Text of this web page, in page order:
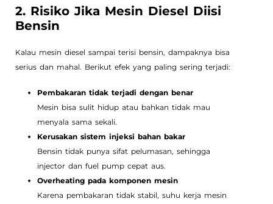
2. Risiko Jika Mesin Diesel Diisi
Bensin
Kalau mesin diesel sampai terisi bensin, dampaknya bisa
serius dan mahal. Berikut efek yang paling sering terjadi:
Pembakaran tidak terjadi dengan benar
Mesin bisa sulit hidup atau bahkan tidak mau
menyala sama sekali.
Kerusakan sistem injeksi bahan bakar
Bensin tidak punya sifat pelumasan, sehingga
injector dan fuel pump cepat aus.
Overheating pada komponen mesin
Karena pembakaran tidak stabil, suhu kerja mesin